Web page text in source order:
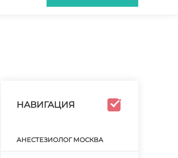
НАВИГАЦИЯ
АНЕСТЕЗИОЛОГ МОСКВА